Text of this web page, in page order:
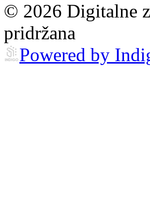
© 2026 Digitalne
pridržana
Powered by